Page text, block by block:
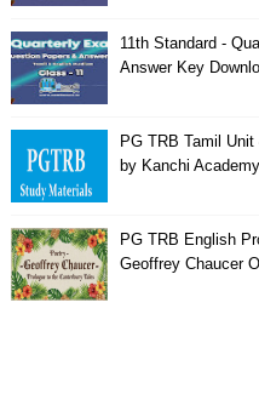
11th Standard -
Answer Key
PG TRB Tamil
by Kanchi Academy
PG TRB English
Geoffrey Chaucer